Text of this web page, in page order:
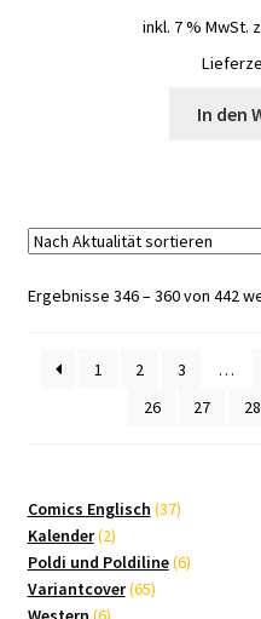
inkl. 7 % MwSt.
In den
Ergebnisse 346 – 360 von 442
1
2 3 …
26
27 28
Comics Englisch 3737
Kalender 22
Produkte
Poldi und Poldiline 66
Variantcover 6565
6